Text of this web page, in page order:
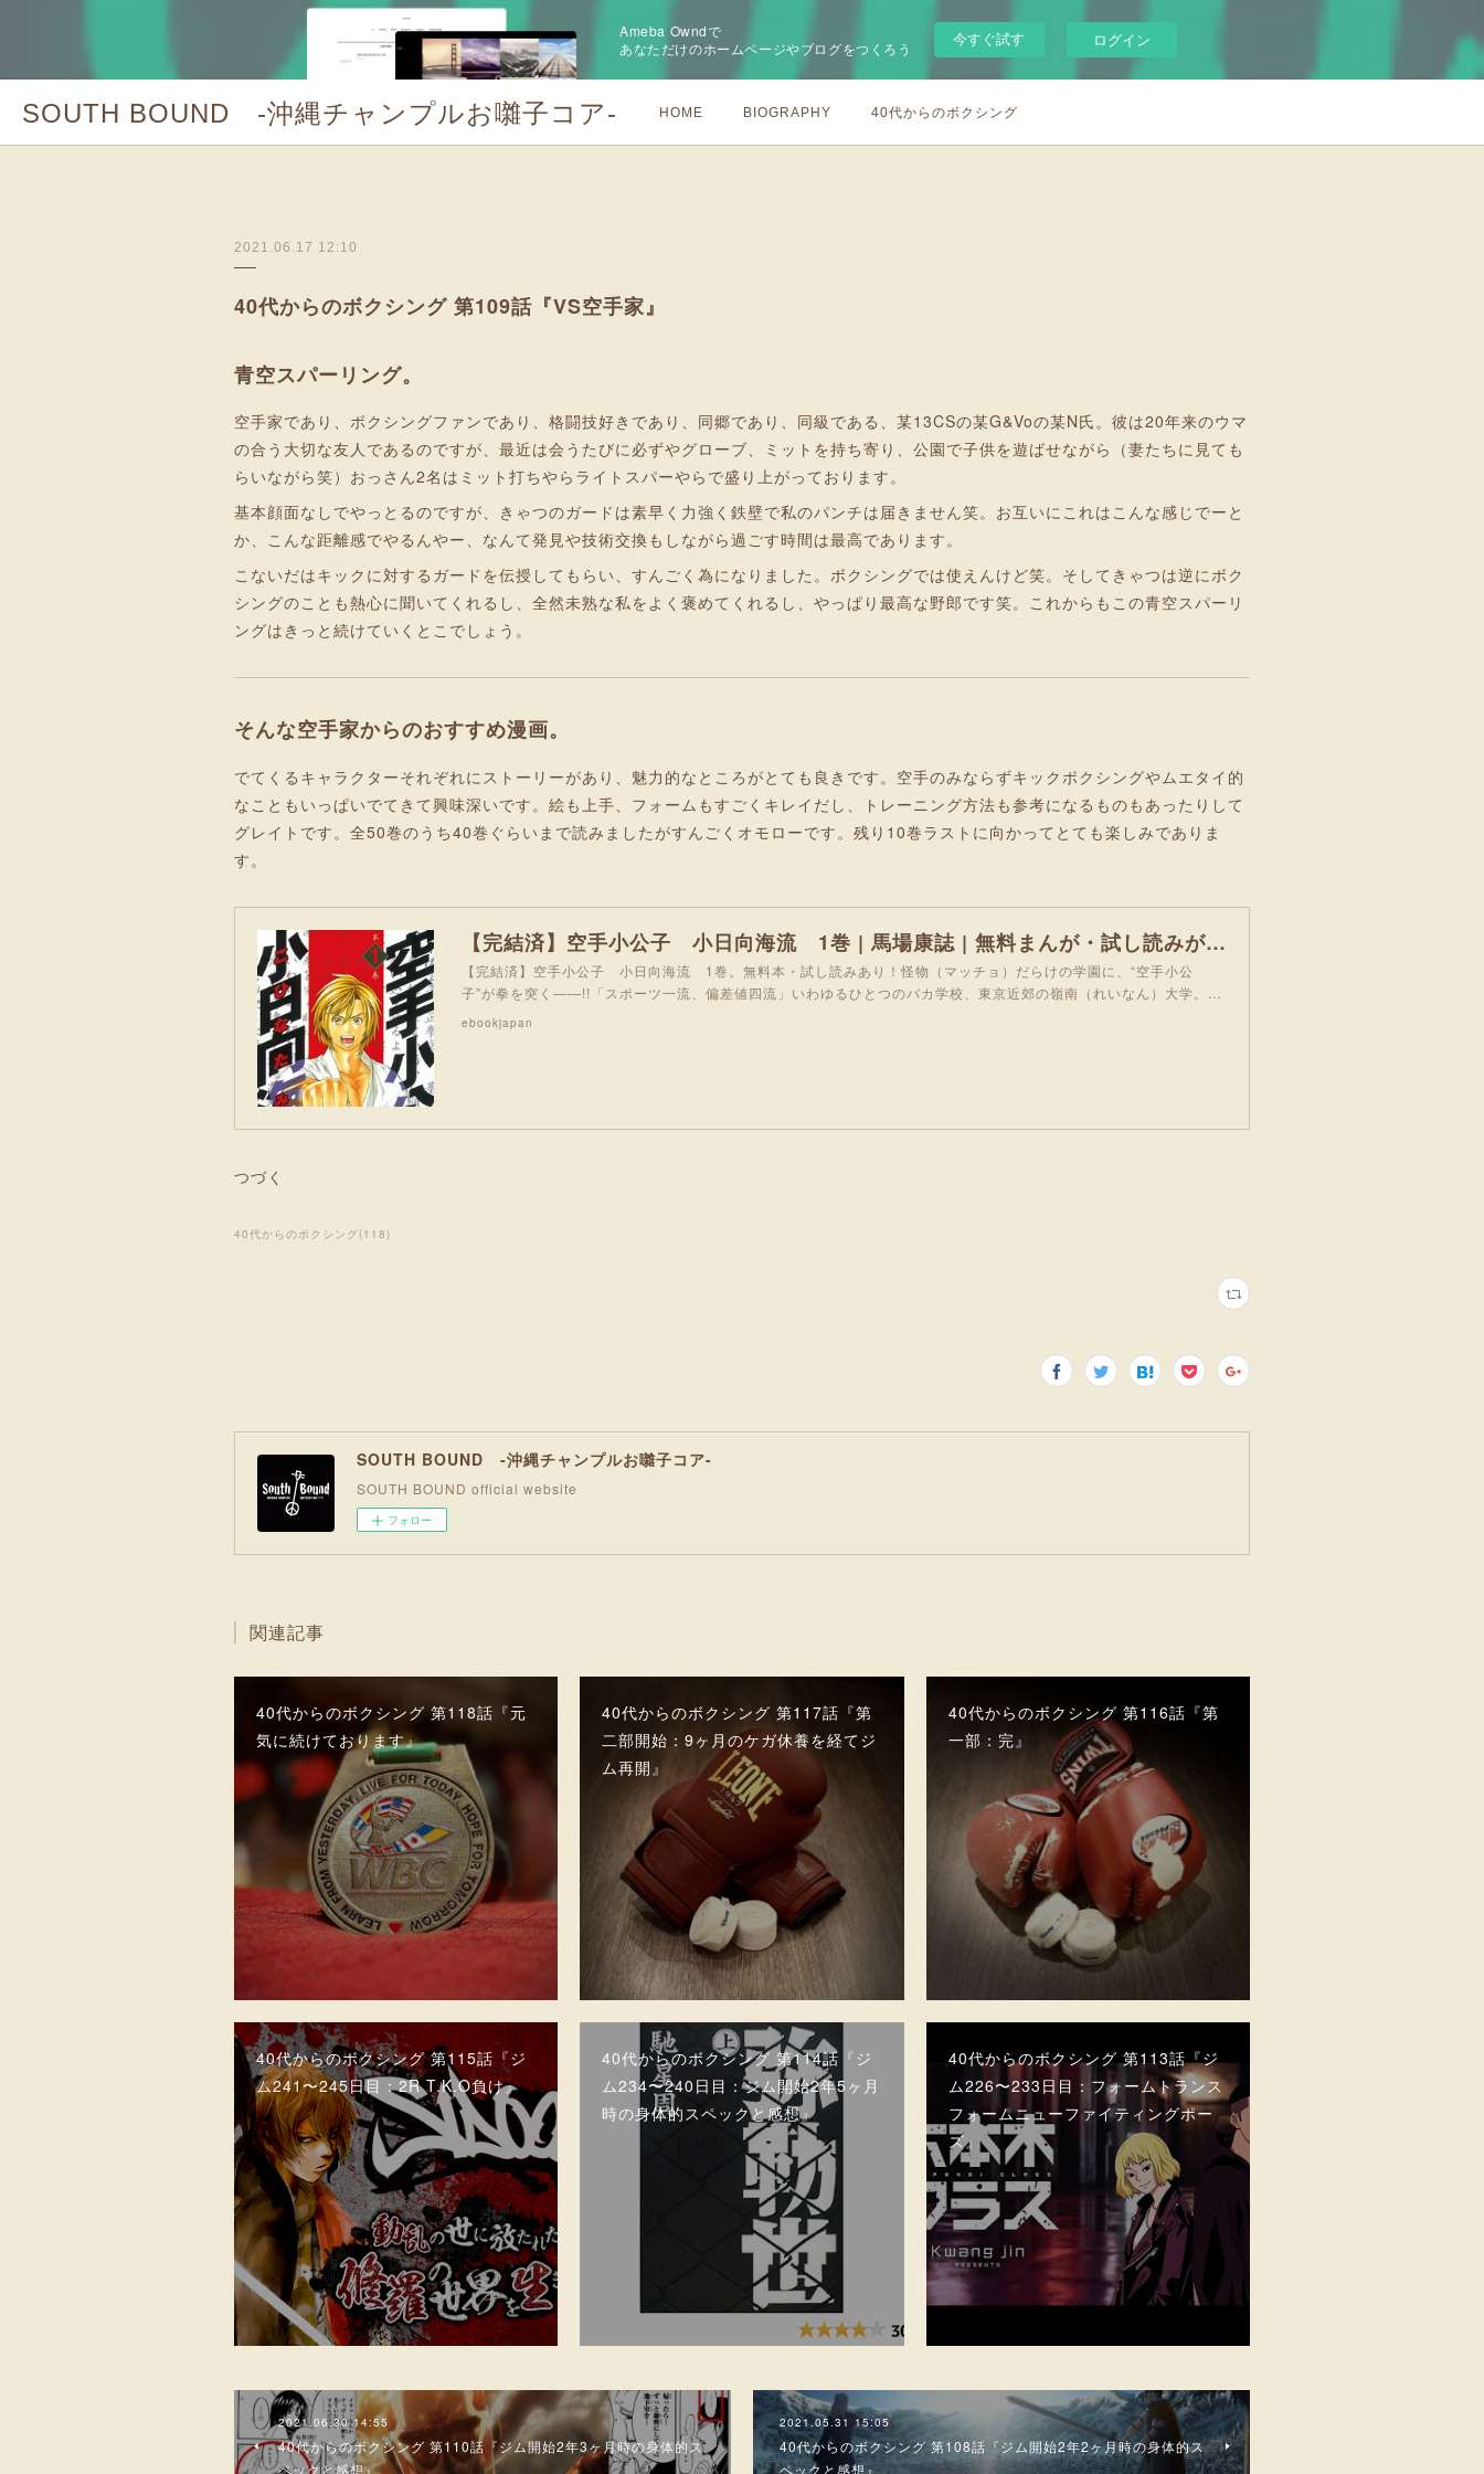
Ameba Owndで
あなただけのホームページやブログをつくろう
今すぐ試す ログイン
SOUTH BOUND -沖縄チャンプルお囃子コア- HOME BIOGRAPHY 40代からのボクシング
2021.06.17 12:10
40代からのボクシング 第109話『VS空手家』
青空スパーリング。
空手家であり、ボクシングファンであり、格闘技好きであり、同郷であり、同級である、某13CSの某G&Voの某N氏。彼は20年来のウマ
の合う大切な友人であるのですが、最近は会うたびに必ずやグローブ、ミットを持ち寄り、公園で子供を遊ばせながら（妻たちに見ても
らいながら笑）おっさん2名はミット打ちやらライトスパーやらで盛り上がっております。
基本顔面なしでやっとるのですが、きゃつのガードは素早く力強く鉄壁で私のパンチは届きません笑。お互いにこれはこんな感じでーと
か、こんな距離感でやるんやー、なんて発見や技術交換もしながら過ごす時間は最高であります。
こないだはキックに対するガードを伝授してもらい、すんごく為になりました。ボクシングでは使えんけど笑。そしてきゃつは逆にボク
シングのことも熱心に聞いてくれるし、全然未熟な私をよく褒めてくれるし、やっぱり最高な野郎です笑。これからもこの青空スパーリ
ングはきっと続けていくとこでしょう。
そんな空手家からのおすすめ漫画。
でてくるキャラクターそれぞれにストーリーがあり、魅力的なところがとても良きです。空手のみならずキックボクシングやムエタイ的
なこともいっぱいでてきて興味深いです。絵も上手、フォームもすごくキレイだし、トレーニング方法も参考になるものもあったりして
グレイトです。全50巻のうち40巻ぐらいまで読みましたがすんごくオモローです。残り10巻ラストに向かってとても楽しみでありま
す。
【完結済】空手小公子 小日向海流 1巻 | 馬場康誌 | 無料まんが・試し読みが豊富！ebookjapan｜まんが（漫画）・電子書籍をお得に買うなら、無料で読むならebookjapan
【完結済】空手小公子 小日向海流 1巻。無料本・試し読みあり！怪物（マッチョ）だらけの学園に、“空手小公
子”が拳を突く――!!「スポーツ一流、偏差値四流」いわゆるひとつのバカ学校、東京近郊の嶺南（れいなん）大学。…
ebookjapan
つづく
40代からのボクシング(118)
SOUTH BOUND -沖縄チャンプルお囃子コア-
SOUTH BOUND official website
フォロー
関連記事
40代からのボクシング 第118話『元
気に続けております』
40代からのボクシング 第117話『第
二部開始：9ヶ月のケガ休養を経てジ
ム再開』
40代からのボクシング 第116話『第
一部：完』
40代からのボクシング 第115話『ジ
ム241〜245日目：2R T.K.O負け』
40代からのボクシング 第114話『ジ
ム234〜240日目：ジム開始2年5ヶ月
時の身体的スペックと感想』
40代からのボクシング 第113話『ジ
ム226〜233日目：フォームトランス
フォームニューファイティングポー
ズ』
2021.06.30 14:55
40代からのボクシング 第110話『ジム開始2年3ヶ月時の身体的ス
ペックと感想』
2021.05.31 15:05
40代からのボクシング 第108話『ジム開始2年2ヶ月時の身体的ス
ペックと感想』